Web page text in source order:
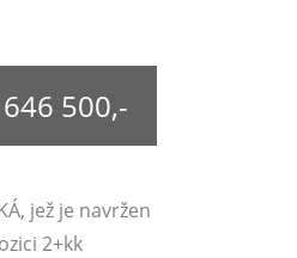
500,-
jež je navržen
2+kk